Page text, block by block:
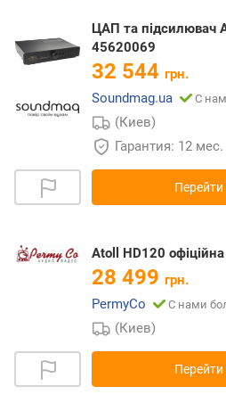
ЦАП та підсилювач
45620069
32 544 грн.
Soundmag.ua
С
(Киев)
Гарантия: 12 мес.
Перейти
Atoll HD120 офіційна
28 499 грн.
PermyCo
С нами
(Киев)
Перейти